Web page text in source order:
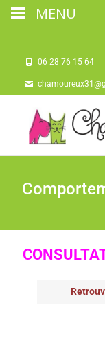
06 28 76 15 64
MENU